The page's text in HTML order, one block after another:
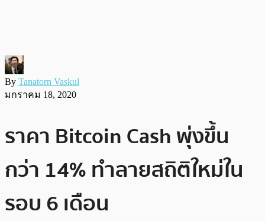
By Tanatorn Vaskul
มกราคม 18, 2020
ราคา Bitcoin Cash พุ่งขึ้น
กว่า 14% ทำลายสถิติใหม่ใน
รอบ 6 เดือน